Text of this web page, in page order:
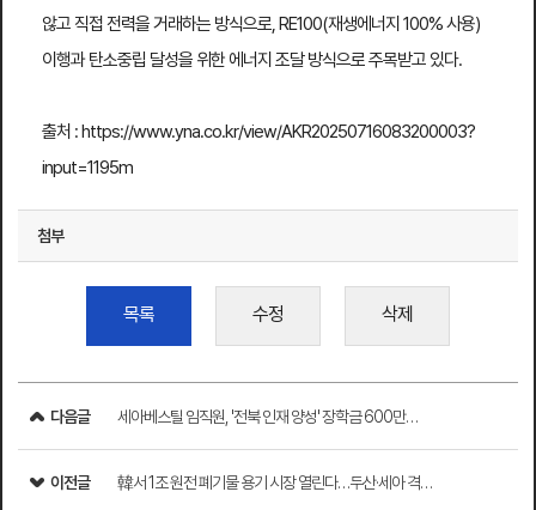
않고 직접 전력을 거래하는 방식으로, RE100(재생에너지 100% 사용)
이행과 탄소중립 달성을 위한 에너지 조달 방식으로 주목받고 있다.​
출처 : https://www.yna.co.kr/view/AKR20250716083200003?
input=1195m
첨부
목록 수정 삭제
다음글 세아베스틸 임직원, '전북 인재 양성' 장학금 600만…
이전글 韓서 1조 원전 폐기물 용기 시장 열린다…두산·세아 격…